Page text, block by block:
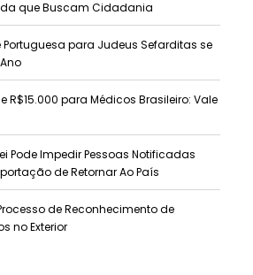
que Buscam Cidadania
para Judeus Sefarditas se
R$15.000 para Médicos Brasileiro: Vale
Pode Impedir Pessoas Notificadas
de Retornar Ao País
de Reconhecimento de
no Exterior